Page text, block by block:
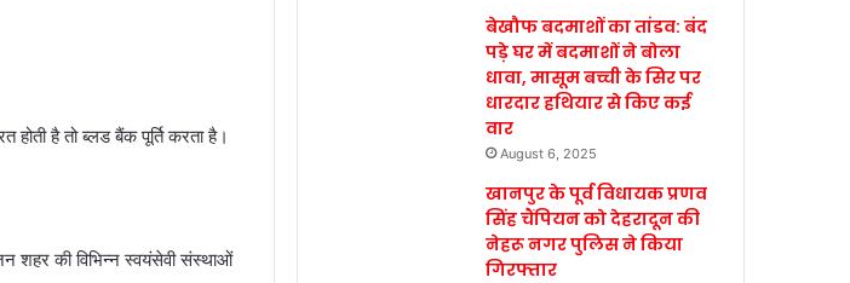
होती है तो ब्लड बैंक पूर्ति करता है।
शहर की विभिन्न स्वयंसेवी संस्थाओं
बेखौफ बदमाशों का तांडव: बंद
पड़े घर में बदमाशों ने बोला
धावा, मासूम बच्ची के सिर पर
धारदार हथियार से किए कई
वार
August 6, 2025
खानपुर के पूर्व विधायक प्रणव
सिंह चैंपियन को देहरादून की
नेहरू नगर पुलिस ने किया
गिरफ्तार